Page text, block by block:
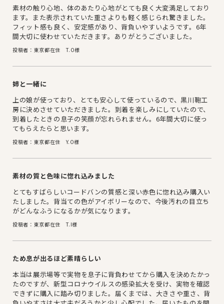
素材の触り心地、体のあたり心地がとても良く大変満足しており
ます。また表示されていた重さよりも軽く感じられ驚きました。
フィット感も良く、安定感があり、背負いやすいようです。6年
間大切に使わせていただきます。ありがとうございました。
投稿者：東京都在住 T.O様
姉と一緒に
上の娘が使っており、とても安心して使っているので、黒川鞄工
房に決めさせていただきました。到着を楽しみにしていたので、
到着したときの息子の笑顔が忘れられません。6年間大切に使っ
てもらえたらと思います。
投稿者：東京都在住 Y.O様
素材の質と色味に惚れ込みました
とてもすばらしいコードバンの質感と深い赤色に惚れ込み購入い
たしました。背当ての色がアイボリーなので、今後汚れの目立ち
がどんなふうになるかが気になります。
投稿者：東京都在住 T.I様
ため息が出るほど素晴らしい
本当は展示場等で実物を息子に背負わせてから購入を決めたかっ
たのですが、新型コロナウイルスの感染拡大を受け、実物を確認
できずに購入に踏み切りました。届くまでは、大きさや重さ、背